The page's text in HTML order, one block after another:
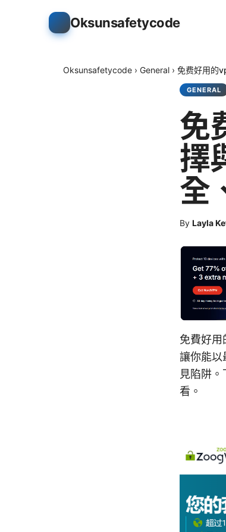
Oksunsafetycode
Oksunsafetycode › General › 免费好用的
GENERAL
免
擇
全
By Layla
免費好用
讓你能以
見陷阱
看。